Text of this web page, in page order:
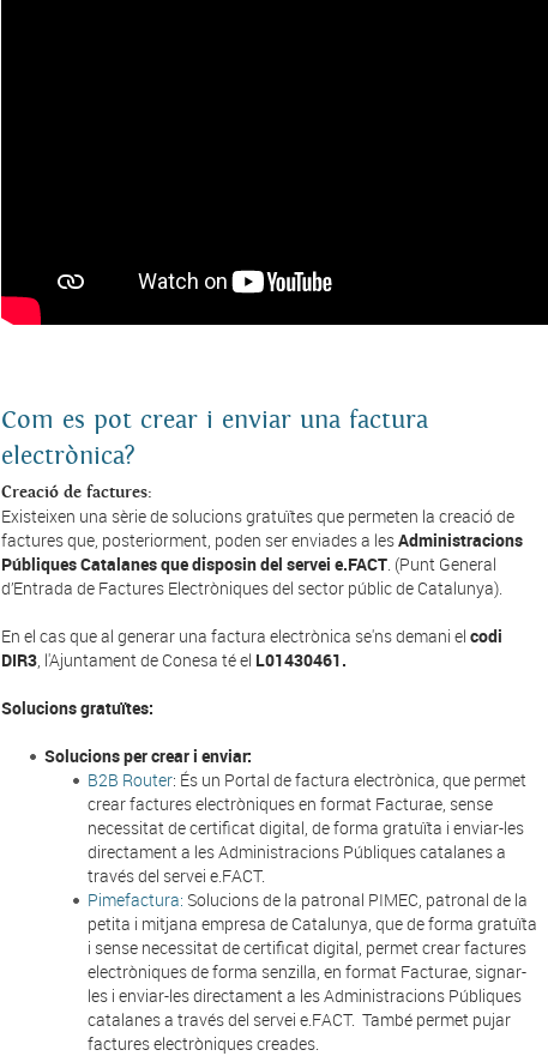
Com es pot crear i enviar una factura
electrònica?
Creació de factures:
Existeixen una sèrie de solucions gratuïtes que permeten la creació de
factures que, posteriorment, poden ser enviades a lesAdministracions
Públiques Catalanes que disposin del servei e.FACT. (Punt General
d’Entrada de Factures Electròniques del sector públic de Catalunya).
En el cas que al generar una factura electrònica se'ns demani el codi
DIR3, l'Ajuntament de Conesa té el L01430461.
Solucions gratuïtes:
Solucions per crear i enviar:
B2B Router: És un Portal de factura electrònica, que permet
crear factures electròniques en format Facturae, sense
necessitat de certificat digital, de forma gratuïta i enviar-les
directament a les Administracions Públiques catalanes a
través del servei e.FACT.
Pimefactura: Solucions de la patronal PIMEC, patronal de la
petita i mitjana empresa de Catalunya, que de forma gratuïta
i sense necessitat de certificat digital, permet crear factures
electròniques de forma senzilla, en format Facturae, signar-
les i enviar-les directament a les Administracions Públiques
catalanes a través del servei e.FACT. També permet pujar
factures electròniques creades.